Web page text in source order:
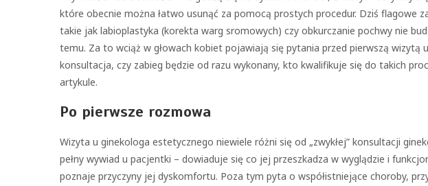
które obecnie można łatwo usunąć za pomocą prostych procedur. Dziś flagowe
takie jak labioplastyka (korekta warg sromowych) czy obkurczanie pochwy nie
temu. Za to wciąż w głowach kobiet pojawiają się pytania przed pierwszą wizytą
konsultacja, czy zabieg będzie od razu wykonany, kto kwalifikuje się do takich
artykule.
Po pierwsze rozmowa
Wizyta u ginekologa estetycznego niewiele różni się od „zwykłej” konsultacji
pełny wywiad u pacjentki – dowiaduje się co jej przeszkadza w wyglądzie i
poznaje przyczyny jej dyskomfortu. Poza tym pyta o współistniejące choroby,